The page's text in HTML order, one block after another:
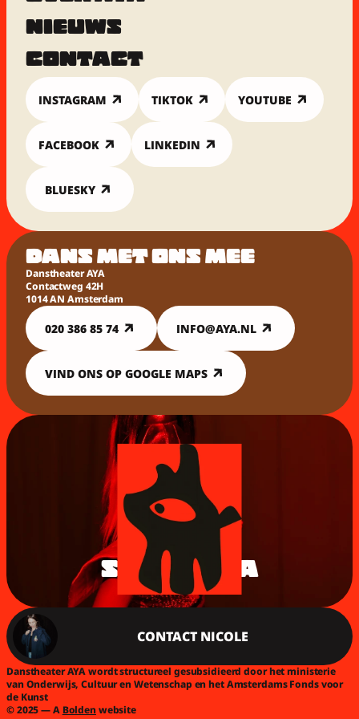
NIEUWS
CONTACT
INSTAGRAM TIKTOK YOUTUBE
FACEBOOK LINKEDIN
BLUESKY
DANS MET ONS MEE
Danstheater AYA
Contactweg 42H
1014 AN Amsterdam
020 386 85 74 INFO@AYA.NL
VIND ONS OP GOOGLE MAPS
STEUN AYA
CONTACT NICOLE
Danstheater AYA wordt structureel gesubsidieerd door het ministerie
van Onderwijs, Cultuur en Wetenschap en het Amsterdams Fonds voor
de Kunst
© 2025 — A Bolden website